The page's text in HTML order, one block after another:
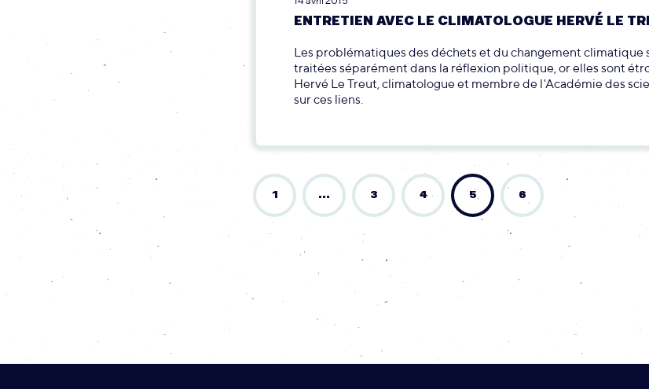
ENTRETIEN AVEC LE CLIMATOLOGUE HERVÉ LE
Les problématiques des déchets et du changement climatique
traitées séparément dans la réflexion politique, or elles sont
Hervé Le Treut, climatologue et membre de l'Académie des
sur ces liens.
1 … 3 4 5 6